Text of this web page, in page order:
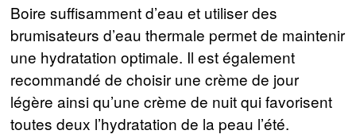
Boire suffisamment d’eau et utiliser des
brumisateurs d’eau thermale permet de maintenir
une hydratation optimale. Il est également
recommandé de choisir une crème de jour
légère ainsi qu’une crème de nuit qui favorisent
toutes deux l’hydratation de la peau l’été.